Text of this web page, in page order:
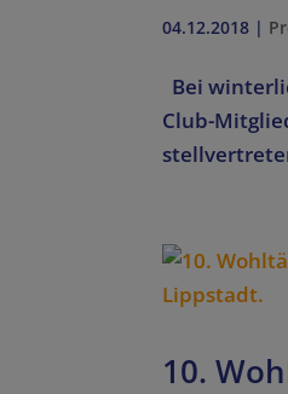
04.12.2018 |
Bei
Club-
10.